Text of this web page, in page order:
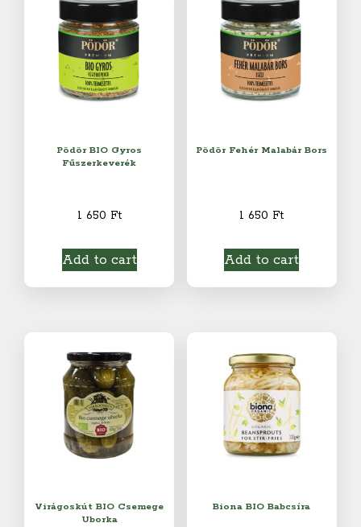
Pödör BIO Gyros
Fűszerkeverék
1 650 Ft
Add to cart
Pödör Fehér Malabár Bors
1 650 Ft
Add to cart
Virágoskút BIO Csemege
Uborka
Biona BIO Babcsíra